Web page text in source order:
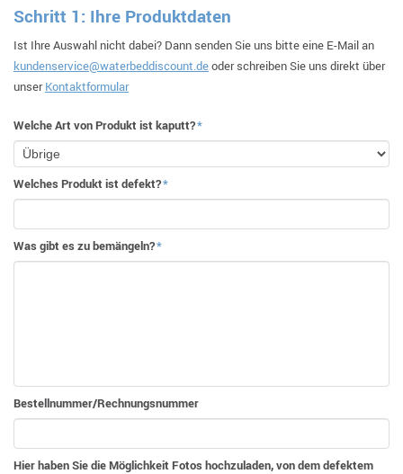
Schritt 1: Ihre Produktdaten
Ist Ihre Auswahl nicht dabei? Dann senden Sie uns bitte eine E-Mail an
kundenservice@waterbeddiscount.deoder schreiben Sie uns direkt über
unserKontaktformular
*
Welche Art von Produkt ist kaputt?
*
Welches Produkt ist defekt?
*
Was gibt es zu bemängeln?
Bestellnummer/Rechnungsnummer
Hier haben Sie die Möglichkeit Fotos hochzuladen, von dem defektem